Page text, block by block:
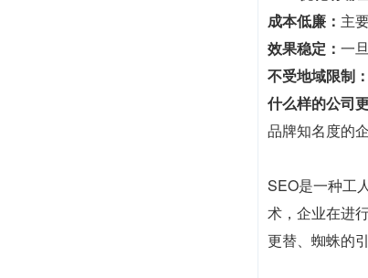
成本低廉： 主
效果稳定： 一
不受地域限制：
什么样的公司
品牌知名度的
SEO是一种工
术，企业在进
更替、蜘蛛的